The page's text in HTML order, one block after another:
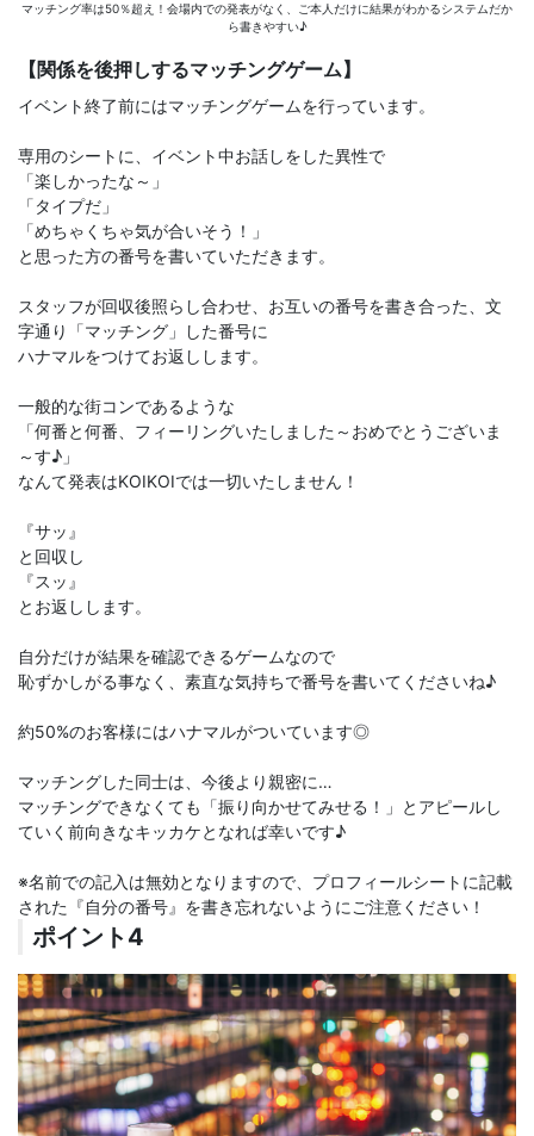
マッチング率は50％超え！会場内での発表がなく、ご本人だけに結果がわかるシステムだか
ら書きやすい♪
【関係を後押しするマッチングゲーム】
イベント終了前にはマッチングゲームを行っています。
専用のシートに、イベント中お話しをした異性で
「楽しかったな～」
「タイプだ」
「めちゃくちゃ気が合いそう！」
と思った方の番号を書いていただきます。
スタッフが回収後照らし合わせ、お互いの番号を書き合った、文
字通り「マッチング」した番号に
ハナマルをつけてお返しします。
一般的な街コンであるような
「何番と何番、フィーリングいたしました～おめでとうございま
～す♪」
なんて発表はKOIKOIでは一切いたしません！
『サッ』
と回収し
『スッ』
とお返しします。
自分だけが結果を確認できるゲームなので
恥ずかしがる事なく、素直な気持ちで番号を書いてくださいね♪
約50%のお客様にはハナマルがついています◎
マッチングした同士は、今後より親密に…
マッチングできなくても「振り向かせてみせる！」とアピールし
ていく前向きなキッカケとなれば幸いです♪
※名前での記入は無効となりますので、プロフィールシートに記載
された『自分の番号』を書き忘れないようにご注意ください！
ポイント4